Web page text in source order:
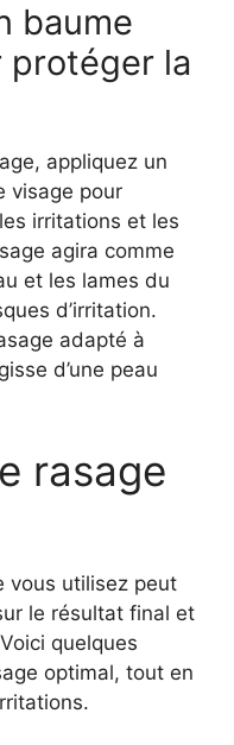
baume
protéger la
appliquez un
visage pour
irritations et les
agira comme
et les lames du
d’irritation.
adapté à
d’une peau
rasage
vous utilisez peut
le résultat final et
quelques
optimal, tout en